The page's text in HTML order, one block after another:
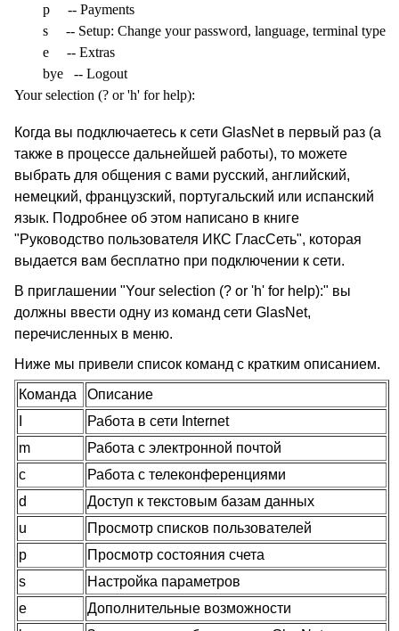
        p     -- Payments
        s     -- Setup: Change your password, language, terminal type
        e     -- Extras
        bye   -- Logout
Your selection (? or 'h' for help):
Когда вы подключаетесь к сети GlasNet в первый раз (а
также в процессе дальнейшей работы), то можете
выбрать для общения с вами русский, английский,
немецкий, французский, португальский или испанский
язык. Подробнее об этом написано в книге
"Руководство пользователя ИКС ГласСеть", которая
выдается вам бесплатно при подключении к сети.
В приглашении "Your selection (? or 'h' for help):" вы
должны ввести одну из команд сети GlasNet,
перечисленных в меню.
Ниже мы привели список команд с кратким описанием.
Команда
Описание
Работа в сети Internet
m
Работа с электронной почтой
c
Работа с телеконференциями
d
Доступ к текстовым базам данных
u
Просмотр списков пользователей
p
Просмотр состояния счета
s
Настройка параметров
e
Дополнительные возможности